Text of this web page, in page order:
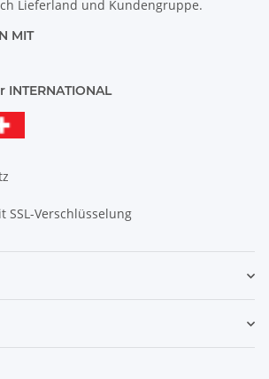
Lieferland und Kundengruppe.
MIT
SSL-Verschlüsselung